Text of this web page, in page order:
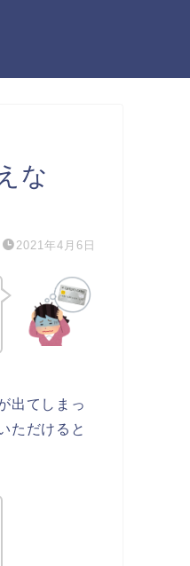
な
2021年4月6日
出てしまっ
ただけると